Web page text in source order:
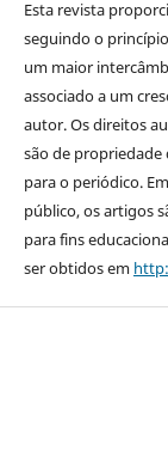
Esta revista
seguindo o
um maior
associado a um
autor. Os direitos
são de
para o periódico.
público, os artigos
para fins
ser obtidos em